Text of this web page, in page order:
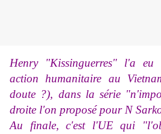
Henry "Kissinguerres" l'a
action humanitaire au
doute ?), dans la série
droite l'on proposé pour N
Au finale, c'est l'UE qui